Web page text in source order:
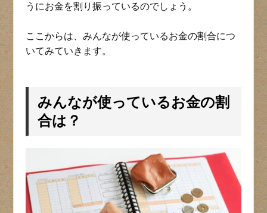
うにお金を割り振っているのでしょう。
ここからは、みんなが使っているお金の割合につ
いてみていきます。
みんなが使っているお金の割
合は？